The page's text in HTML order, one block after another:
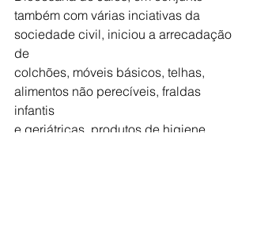
também com várias inciativas da
sociedade civil, iniciou a arrecadação
de
colchões, móveis básicos, telhas,
alimentos não perecíveis, fraldas
infantis
e geriátricas, produtos de higiene